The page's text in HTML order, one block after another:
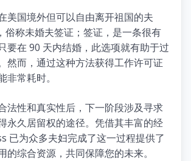
美国境外但可以自由离开祖国的夫
，俗称未婚夫签证；签证，是一条很有
要在 90 天内结婚，此选项就有助于过
然而，通过这种方法获得工作许可证
非常耗时。
法性和真实性后，下一阶段涉及寻求
永久居留权的途径。凭借其丰富的经
已为众多夫妇完成了这一过程提供了
的综合资源，共同保障您的未来。